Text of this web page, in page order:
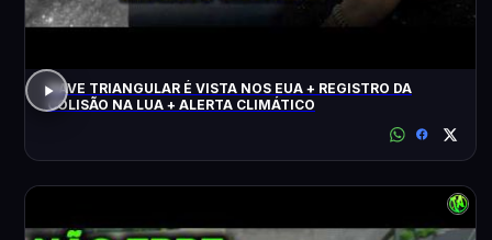
NAVE TRIANGULAR É VISTA NOS EUA + REGISTRO DA
COLISÃO NA LUA + ALERTA CLIMÁTICO